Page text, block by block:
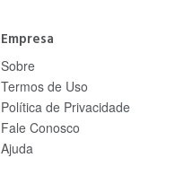
Empresa
Sobre
Termos de Uso
Política de Privacidade
Fale Conosco
Ajuda